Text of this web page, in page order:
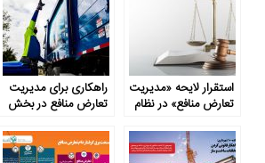
استقرار لایحه «مدیریت
تعارض منافع» در نظام
راهکاری برای مدیریت
تعارض منافع در بخش
(بررسی تطبیقی نمونۀ
موردی بریتانیا)